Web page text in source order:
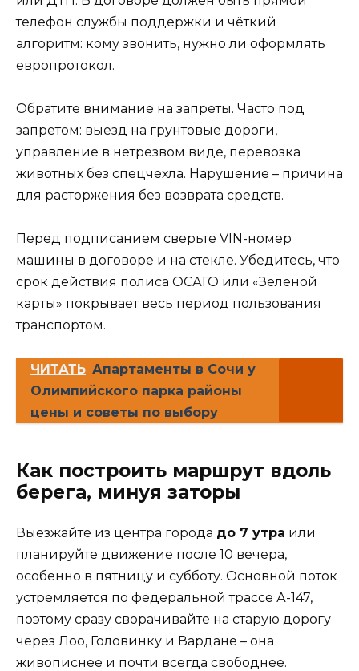
телефон службы поддержки и чёткий
алгоритм: кому звонить, нужно ли оформлять
европротокол.
Обратите внимание на запреты. Часто под
запретом: выезд на грунтовые дороги,
управление в нетрезвом виде, перевозка
животных без спецчехла. Нарушение – причина
для расторжения без возврата средств.
Перед подписанием сверьте VIN-номер
машины в договоре и на стекле. Убедитесь, что
срок действия полиса ОСАГО или «Зелёной
карты» покрывает весь период пользования
транспортом.
ЧИТАТЬ Апартаменты в Сочи у
Олимпийского парка районы
цены и советы по выбору
Как построить маршрут вдоль
берега, минуя заторы
Выезжайте из центра города до 7 утра или
планируйте движение после 10 вечера,
особенно в пятницу и субботу. Основной поток
устремляется по федеральной трассе А-147,
поэтому сразу сворачивайте на старую дорогу
через Лоо, Головинку и Вардане – она
живописнее и почти всегда свободнее.